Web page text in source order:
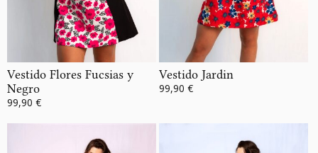
Vestido Flores Fucsias y
Negro
99,90 €
Vestido Jardin
99,90 €